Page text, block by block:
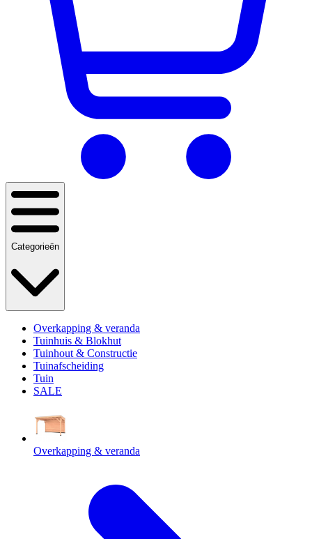
Categorieën
Overkapping & veranda
Tuinhuis & Blokhut
Tuinhout & Constructie
Tuinafscheiding
Tuin
SALE
Overkapping & veranda